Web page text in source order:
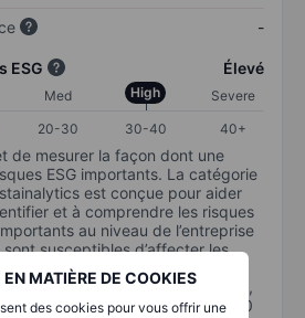
MATIÈRE DE COOKIES
des cookies pour vous offrir une
-
ESG Élevé
Med High
Severe
20-30 30-40 40+
de mesurer la façon dont une
ESG importants. La catégorie
est conçue pour aider
et à comprendre les risques
au niveau de l’entreprise
susceptibles d’affecter les
des investissements en
0 à 100. Plus le risque est faible,
(0 équivaut à aucun risque et 100